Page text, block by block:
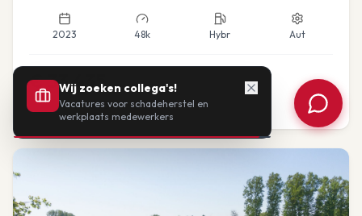
2023 48k Hybr Aut
€33.435
of vanaf: €693/mnd BTW
Wij zoeken collega's!
Vacatures voor schadeherstel en
werkplaats medewerkers